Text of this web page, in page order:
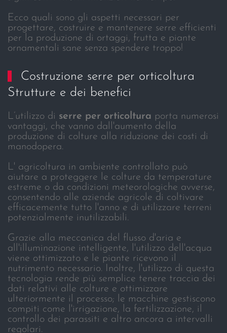
Ecco quali sono gli aspetti necessari per
progettare, costruire e mantenere serre efficienti
per la produzione di ortaggi, frutta e piante
ornamentali sane senza spendere troppo!
Costruzione serre per orticoltura
Strutture e dei benefici
L’utilizzo di serre per orticoltura porta numerosi
vantaggi, che vanno dall'aumento della
produzione di colture alla riduzione dei costi di
manodopera.
L' agricoltura in ambiente controllato può
aiutare a proteggere le colture da temperature
estreme o da condizioni meteorologiche avverse,
consentendo alle aziende agricole di coltivare
efficacemente tutto l'anno e di utilizzare terreni
potenzialmente inutilizzabili.
Grazie alla meccanica del flusso d'aria e
all'illuminazione intelligente, l'utilizzo dell'acqua
viene ottimizzato e le piante ricevono il
nutrimento necessario. Inoltre, l'utilizzo di questa
tecnologia rende più semplice tenere traccia dei
dati relativi alle colture e ottimizzare
ulteriormente il processo; le macchine gestiscono
compiti come l'irrigazione, la fertilizzazione, il
controllo dei parassiti e altro ancora a intervalli
regolari.